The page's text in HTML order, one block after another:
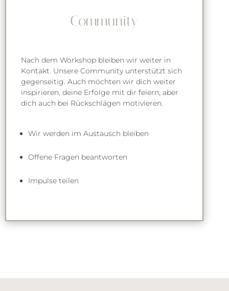
Community
Nach dem Workshop bleiben wir weiter in
Kontakt. Unsere Community unterstützt sich
gegenseitig. Auch möchten wir dich weiter
inspirieren, deine Erfolge mit dir feiern, aber
dich auch bei Rückschlägen motivieren.
Wir werden im Austausch bleiben
Offene Fragen beantworten
Impulse teilen